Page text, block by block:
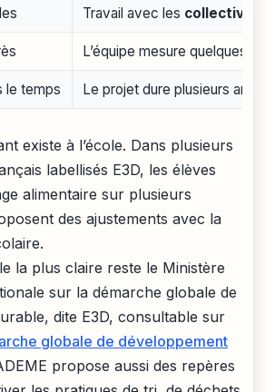
Travail avec les
L’équipe mesure quelques
le temps Le projet dure plusieurs
existe à l’école. Dans plusieurs
labellisés E3D, les élèves
alimentaire sur plusieurs
des ajustements avec la
la plus claire reste le Ministère
sur la démarche globale de
dite E3D, consultable sur
globale de développement
propose aussi des repères